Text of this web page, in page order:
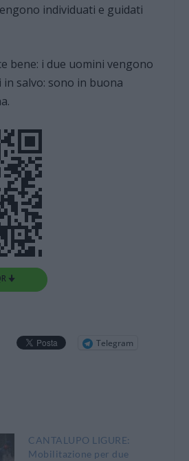
individuati e guidati
bene: i due uomini vengono
salvo: sono in buona
🠋
Telegram
CANTALUPO LIGURE:
Mobilitazione per due